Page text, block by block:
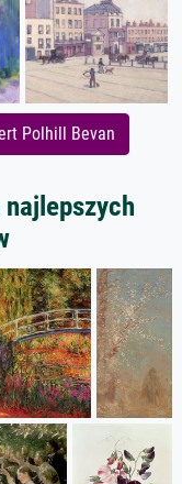
Polhill Bevan
najlepszych